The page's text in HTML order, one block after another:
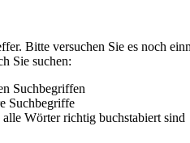
Bitte versuchen Sie es noch
Sie suchen:
Suchbegriffen
Suchbegriffe
alle Wörter richtig buchstabiert sind